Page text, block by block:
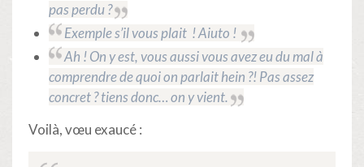
pas perdu ?
Exemple s’il vous plait ! Aiuto !
Ah ! On y est, vous aussi vous avez eu du mal à
comprendre de quoi on parlait hein ?! Pas assez
concret ? tiens donc… on y vient.
Voilà, vœu exaucé :